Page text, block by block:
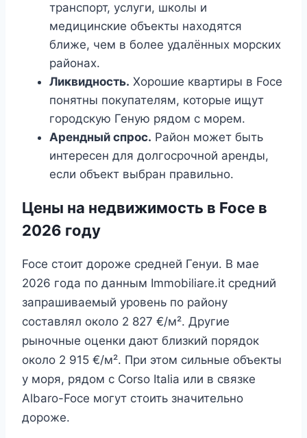
транспорт, услуги, школы и
медицинские объекты находятся
ближе, чем в более удалённых морских
районах.
Ликвидность. Хорошие квартиры в Foce
понятны покупателям, которые ищут
городскую Геную рядом с морем.
Арендный спрос. Район может быть
интересен для долгосрочной аренды,
если объект выбран правильно.
Цены на недвижимость в Foce в
2026 году
Foce стоит дороже средней Генуи. В мае
2026 года по данным Immobiliare.it средний
запрашиваемый уровень по району
составлял около 2 827 €/м². Другие
рыночные оценки дают близкий порядок
около 2 915 €/м². При этом сильные объекты
у моря, рядом с Corso Italia или в связке
Albaro-Foce могут стоить значительно
дороже.